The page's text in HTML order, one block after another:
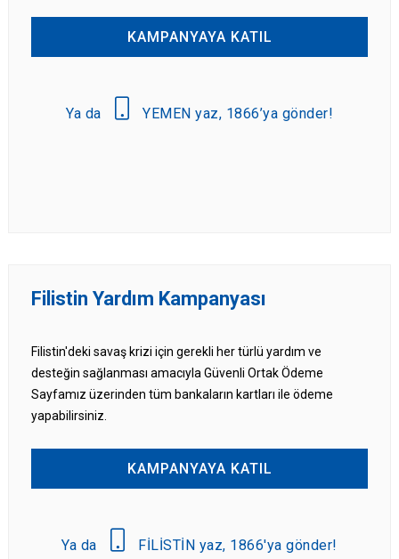
KAMPANYAYA KATIL
Ya da YEMEN yaz, 1866’ya gönder!
Filistin Yardım Kampanyası
Filistin'deki savaş krizi için gerekli her türlü yardım ve
desteğin sağlanması amacıyla Güvenli Ortak Ödeme
Sayfamız üzerinden tüm bankaların kartları ile ödeme
yapabilirsiniz.
KAMPANYAYA KATIL
Ya da FİLİSTİN yaz, 1866'ya gönder!